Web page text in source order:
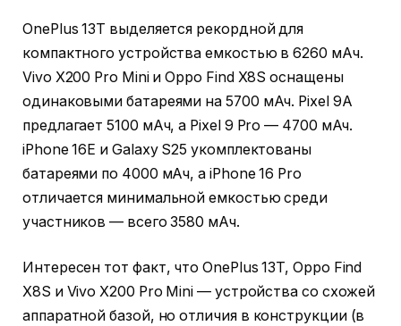
OnePlus 13T выделяется рекордной для
компактного устройства емкостью в 6260 мАч.
Vivo X200 Pro Mini и Oppo Find X8S оснащены
одинаковыми батареями на 5700 мАч. Pixel 9A
предлагает 5100 мАч, а Pixel 9 Pro — 4700 мАч.
iPhone 16E и Galaxy S25 укомплектованы
батареями по 4000 мАч, а iPhone 16 Pro
отличается минимальной емкостью среди
участников — всего 3580 мАч.
Интересен тот факт, что OnePlus 13T, Oppo Find
X8S и Vivo X200 Pro Mini — устройства со схожей
аппаратной базой, но отличия в конструкции (в